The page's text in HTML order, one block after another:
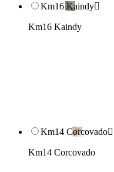
Km16 Kaindy
Km16 Kaindy
Km14 Corcovado
Km14 Corcovado